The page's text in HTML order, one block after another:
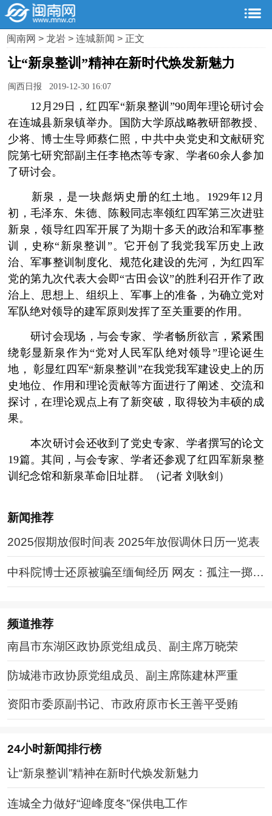
闽南网>龙岩>连城新闻> 正文
让“新泉整训”精神在新时代焕发新魅力
闽西日报 2019-12-30 16:07
12月29日，红四军“新泉整训”90周年理论研讨会
在连城县新泉镇举办。国防大学原战略教研部教授、
少将、博士生导师蔡仁照，中共中央党史和文献研究
院第七研究部副主任李艳杰等专家、学者60余人参加
了研讨会。
新泉，是一块彪炳史册的红土地。1929年12月
初，毛泽东、朱德、陈毅同志率领红四军第三次进驻
新泉，领导红四军开展了为期十多天的政治和军事整
训，史称“新泉整训”。它开创了我党我军历史上政
治、军事整训制度化、规范化建设的先河，为红四军
党的第九次代表大会即“古田会议”的胜利召开作了政
治上、思想上、组织上、军事上的准备，为确立党对
军队绝对领导的建军原则发挥了至关重要的作用。
研讨会现场，与会专家、学者畅所欲言，紧紧围
绕彰显新泉作为“党对人民军队绝对领导”理论诞生
地， 彰显红四军“新泉整训”在我党我军建设史上的历
史地位、作用和理论贡献等方面进行了阐述、交流和
探讨，在理论观点上有了新突破，取得较为丰硕的成
果。
本次研讨会还收到了党史专家、学者撰写的论文
19篇。其间，与会专家、学者还参观了红四军新泉整
训纪念馆和新泉革命旧址群。（记者 刘耿剑）
新闻推荐
2025假期放假时间表 2025年放假调休日历一览表
中科院博士还原被骗至缅甸经历 网友：孤注一掷现
实版
频道推荐
南昌市东湖区政协原党组成员、副主席万晓荣
防城港市政协原党组成员、副主席陈建林严重
资阳市委原副书记、市政府原市长王善平受贿
24小时新闻排行榜
让“新泉整训”精神在新时代焕发新魅力
连城全力做好“迎峰度冬”保供电工作